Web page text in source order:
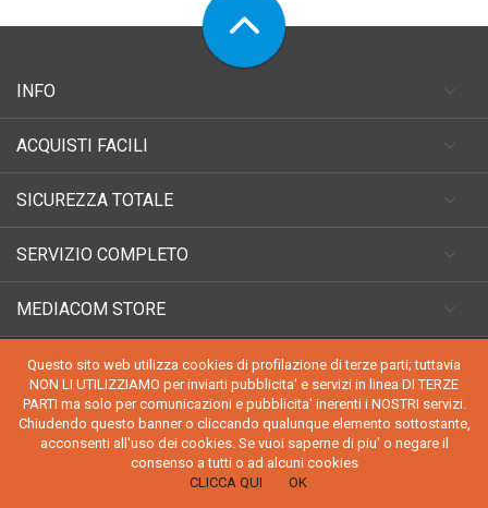
INFO
ACQUISTI FACILI
SICUREZZA TOTALE
SERVIZIO COMPLETO
MEDIACOM STORE
MEDIACOMSTORE- TUTTI I DIRITTI SONO RISERVATI KREISA
Questo sito web utilizza cookies di profilazione di terze parti; tuttavia
NON LI UTILIZZIAMO per inviarti pubblicita' e servizi in linea DI TERZE
PARTI ma solo per comunicazioni e pubblicita' inerenti i NOSTRI servizi.
Chiudendo questo banner o cliccando qualunque elemento sottostante,
acconsenti all'uso dei cookies. Se vuoi saperne di piu' o negare il
consenso a tutti o ad alcuni cookies
CLICCA QUI
OK